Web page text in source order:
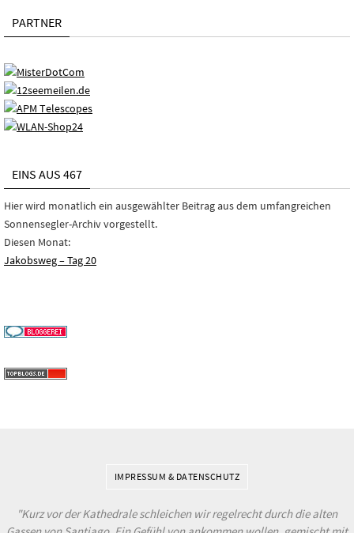
PARTNER
EINS AUS 467
Hier wird monatlich ein ausgewählter Beitrag aus dem umfangreichen
Sonnensegler-Archiv vorgestellt.
Diesen Monat:
Jakobsweg – Tag 20
IMPRESSUM & DATENSCHUTZ
"Kurz vor der Kathedrale schleichen wir regelrecht durch die alten